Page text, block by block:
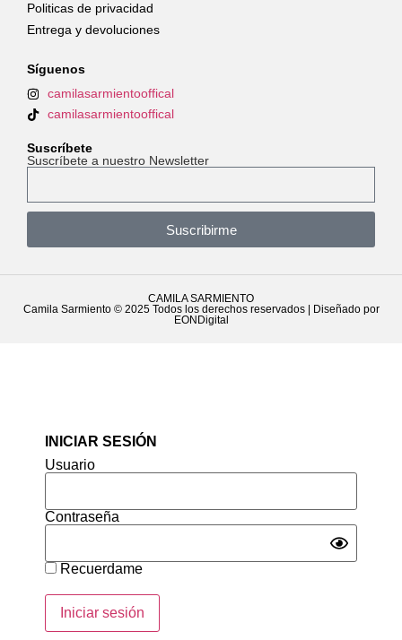
Politicas de privacidad
Entrega y devoluciones
Síguenos
camilasarmientooffical
camilasarmientooffical
Suscríbete
Suscríbete a nuestro Newsletter
Suscribirme
CAMILA SARMIENTO
Camila Sarmiento © 2025 Todos los derechos reservados | Diseñado por
EONDigital
INICIAR SESIÓN
Usuario
Contraseña
Recuerdame